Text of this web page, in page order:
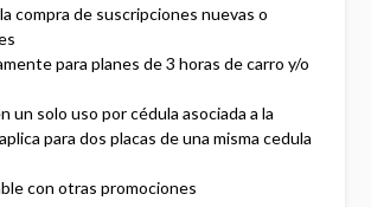
compra de suscripciones nuevas o
para planes de 3 horas de carro y/o
un solo uso por cédula asociada a la
para dos placas de una misma cedula
con otras promociones